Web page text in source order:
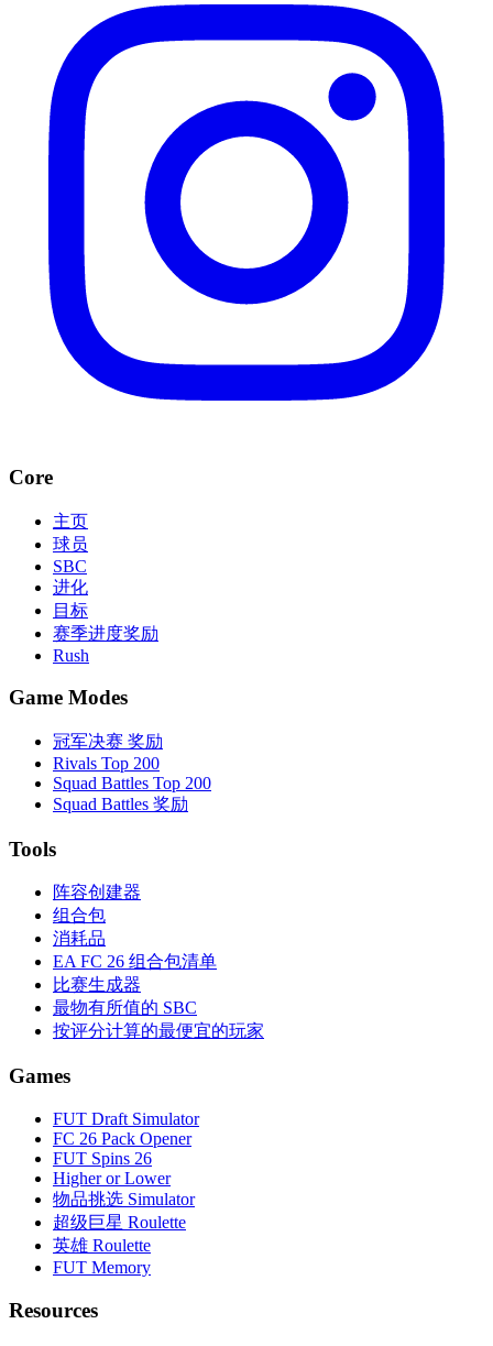
Core
主页
球员
SBC
进化
目标
赛季进度奖励
Rush
Game Modes
冠军决赛 奖励
Rivals Top 200
Squad Battles Top 200
Squad Battles 奖励
Tools
阵容创建器
组合包
消耗品
EA FC 26 组合包清单
比赛生成器
最物有所值的 SBC
按评分计算的最便宜的玩家
Games
FUT Draft Simulator
FC 26 Pack Opener
FUT Spins 26
Higher or Lower
物品挑选 Simulator
超级巨星 Roulette
英雄 Roulette
FUT Memory
Resources